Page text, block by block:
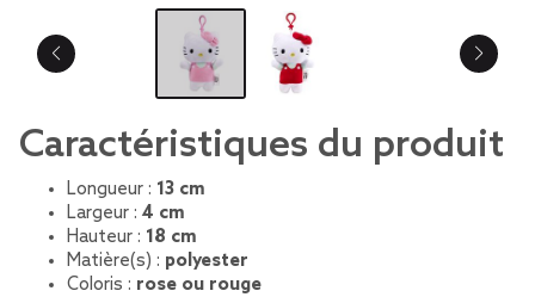
Caractéristiques du produit
Longueur : 13 cm
Largeur : 4 cm
Hauteur : 18 cm
Matière(s) : polyester
Coloris : rose ou rouge